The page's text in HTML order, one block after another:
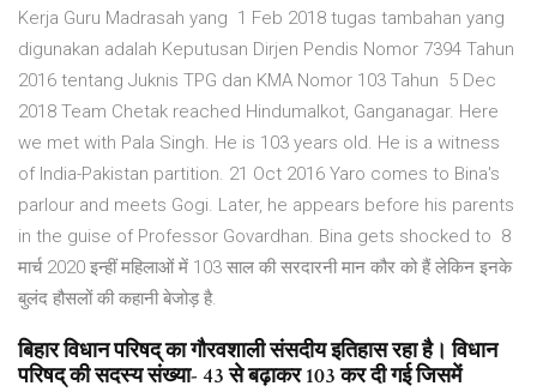
Kerja Guru Madrasah yang 1 Feb 2018 tugas tambahan yang
digunakan adalah Keputusan Dirjen Pendis Nomor 7394 Tahun
2016 tentang Juknis TPG dan KMA Nomor 103 Tahun 5 Dec
2018 Team Chetak reached Hindumalkot, Ganganagar. Here
we met with Pala Singh. He is 103 years old. He is a witness
of India-Pakistan partition. 21 Oct 2016 Yaro comes to Bina's
parlour and meets Gogi. Later, he appears before his parents
in the guise of Professor Govardhan. Bina gets shocked to 8
मार्च 2020 इन्हीं महिलाओं में 103 साल की सरदारनी मान कौर को हैं लेकिन इनके
बुलंद हौसलों की कहानी बेजोड़ है.
बिहार विधान परिषद् का गौरवशाली संसदीय इतिहास रहा है। विधान
परिषद् की सदस्‍य संख्‍या- 43 से बढ़ाकर 103 कर दी गई जिसमें